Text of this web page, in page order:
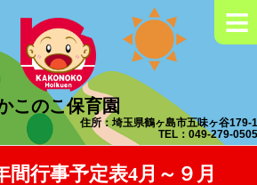
このこ保育園
住所：埼玉県鶴ヶ島市五味ヶ谷179-1
TEL：049-279-0505
≡
間行事予定表4月～９月